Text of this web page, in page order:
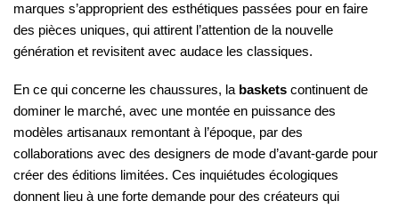
marques s’approprient des esthétiques passées pour en faire
des pièces uniques, qui attirent l’attention de la nouvelle
génération et revisitent avec audace les classiques.
En ce qui concerne les chaussures, la baskets continuent de
dominer le marché, avec une montée en puissance des
modèles artisanaux remontant à l’époque, par des
collaborations avec des designers de mode d’avant-garde pour
créer des éditions limitées. Ces inquiétudes écologiques
donnent lieu à une forte demande pour des créateurs qui